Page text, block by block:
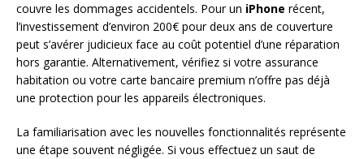
couvre les dommages accidentels. Pour un iPhone récent,
l’investissement d’environ 200€ pour deux ans de couverture
peut s’avérer judicieux face au coût potentiel d’une réparation
hors garantie. Alternativement, vérifiez si votre assurance
habitation ou votre carte bancaire premium n’offre pas déjà
une protection pour les appareils électroniques.
La familiarisation avec les nouvelles fonctionnalités représente
une étape souvent négligée. Si vous effectuez un saut de